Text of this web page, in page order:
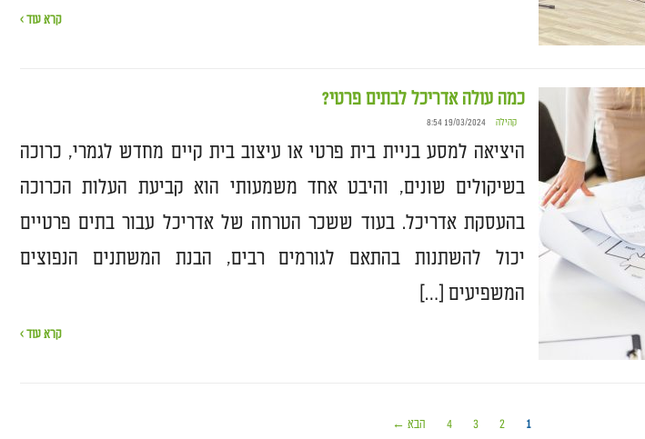
קרא עוד ›
כמה עולה אדריכל לבתים פרטי?
קהילה 19/03/2024 8:54
היציאה למסע בניית בית פרטי או עיצוב בית קיים מחדש לגמרי, כרוכה
בשיקולים שונים, והיבט אחד משמעותי הוא קביעת העלות הכרוכה
בהעסקת אדריכל. בעוד ששכר הטרחה של אדריכל עבור בתים פרטיים
יכול להשתנות בהתאם לגורמים רבים, הבנת המשתנים הנפוצים
המשפיעים […]
קרא עוד ›
1
2
3
4 הבא ←